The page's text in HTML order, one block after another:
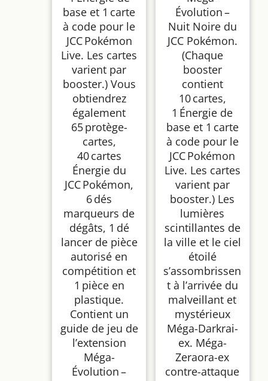
base et 1 carte
à code pour le
JCC Pokémon
Live. Les cartes
varient par
booster.) Vous
obtiendrez
également
65 protège-
cartes,
40 cartes
Énergie du
JCC Pokémon,
6 dés
marqueurs de
dégâts, 1 dé
lancer de pièce
autorisé en
compétition et
1 pièce en
plastique.
Contient un
guide de jeu de
l’extension
Méga-
Évolution –
Évolution –
Nuit Noire du
JCC Pokémon.
(Chaque
booster
contient
10 cartes,
1 Énergie de
base et 1 carte
à code pour le
JCC Pokémon
Live. Les cartes
varient par
booster.) Les
lumières
scintillantes de
la ville et le ciel
étoilé
s’assombrissen
t à l’arrivée du
malveillant et
mystérieux
Méga-Darkrai-
ex. Méga-
Zeraora-ex
contre-attaque